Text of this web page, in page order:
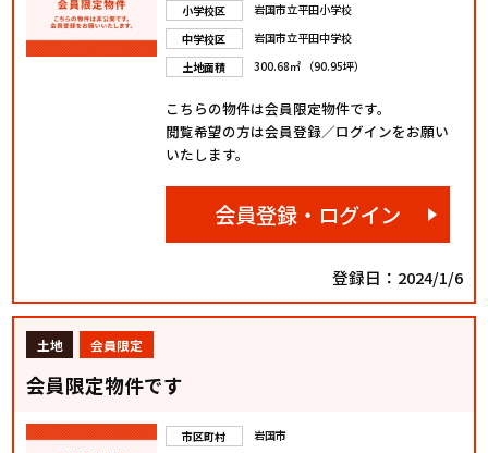
小学校区
岩国市立平田小学校
中学校区
岩国市立平田中学校
土地面積
300.68㎡ （90.95坪）
こちらの物件は会員限定物件です。
閲覧希望の方は会員登録／ログインをお願い
いたします。
会員登録・ログイン
登録日：2024/1/6
土地 会員限定
会員限定物件です
市区町村
岩国市